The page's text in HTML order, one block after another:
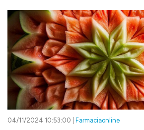
04/11/2024 10:53:00 | Farmaciaonline